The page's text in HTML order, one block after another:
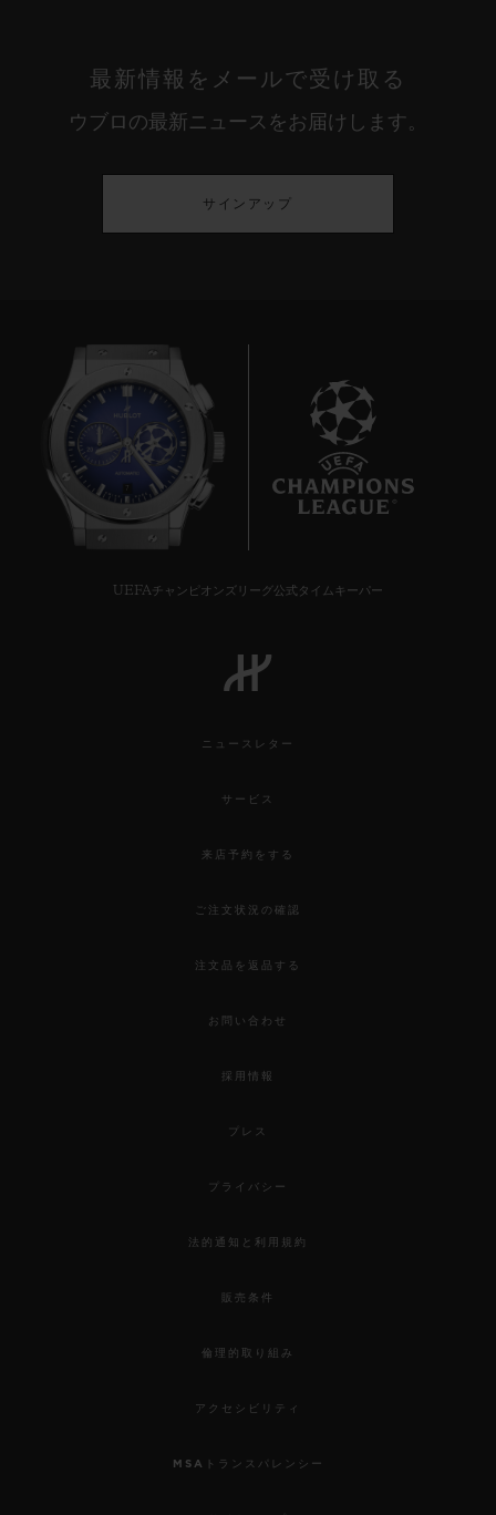
最新情報をメールで受け取る
ウブロの最新ニュースをお届けします。
サインアップ
UEFAチャンピオンズリーグ公式タイムキーパー
ニュースレター
サービス
来店予約をする
ご注文状況の確認
注文品を返品する
お問い合わせ
採用情報
プレス
プライバシー
法的通知と利用規約
販売条件
倫理的取り組み
アクセシビリティ
MSAトランスパレンシー